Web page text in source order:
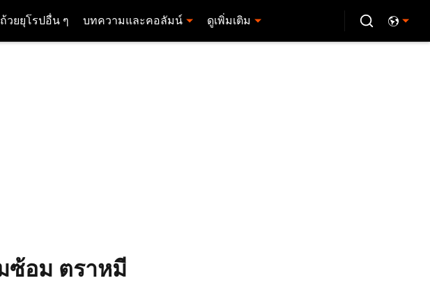
วยยุโรปอื่น ๆ บทความและคอลัมน์ ดูเพิ่มเติม
ซ้อม ตราหมี